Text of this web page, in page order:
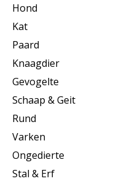
Hond
Kat
Paard
Knaagdier
Gevogelte
Schaap & Geit
Rund
Varken
Ongedierte
Stal & Erf